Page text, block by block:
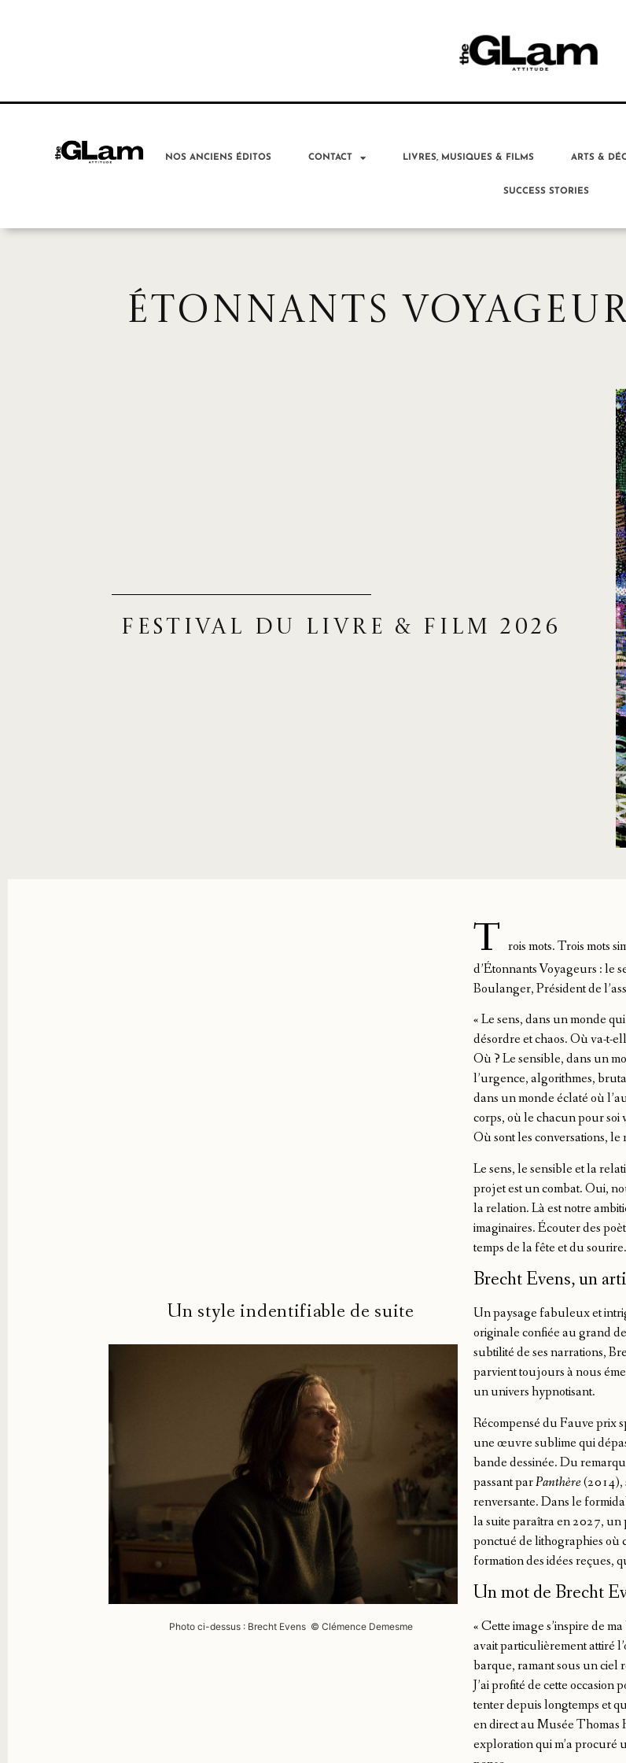
NOS ANCIENS ÉDITOS CONTACT LIVRES, MUSIQUES & FILMS ARTS &
SUCCESS STORIES
ÉTONNANTS
Festival du livre & film 2026
Un style indentifiable de suite
Photo ci-dessus : Brecht Evens © Clémence Demesme
T rois mots. Trois mots
d’Étonnants Voyageurs : le
Boulanger, Président de
« Le sens, dans un monde
désordre et chaos. Où va-t-
Où ? Le sensible, dans un
l’urgence, algorithmes,
dans un monde éclaté où
corps, où le chacun pour soi
Où sont les conversations, le
Le sens, le sensible et la
projet est un combat. Oui,
la relation. Là est notre
imaginaires. Écouter des
temps de la fête et du
Brecht Evens, un
Un paysage fabuleux et
originale confiée au grand
subtilité de ses narrations,
parvient toujours à nous
un univers hypnotisant.
Récompensé du Fauve prix
une œuvre sublime qui
bande dessinée. Du
passant parPanthère(2014),
renversante. Dans le
la suite paraîtra en 2027, un
ponctué de lithographies où
formation des idées reçues,
Un mot de Brecht
« Cette image s’inspire de
avait particulièrement attiré
barque, ramant sous un ciel
J’ai profité de cette
tenter depuis longtemps et
en direct au Musée
exploration qui m’a procuré